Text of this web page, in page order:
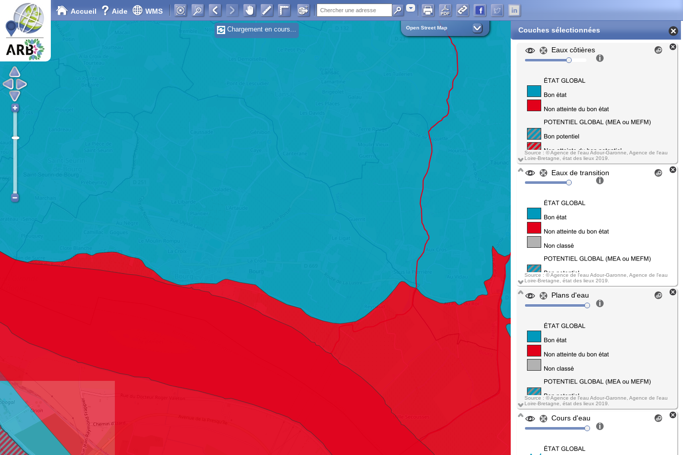
Accueil Aide WMS Adresse
Chargement en cours... Open Street Map Couches sélectionnées
Eaux côtières
Source : © Agence de l'eau Adour-Garonne, Agence de l'eau
Loire-Bretagne, état des lieux 2019.
Eaux de transition
Source : © Agence de l'eau Adour-Garonne, Agence de l'eau
Loire-Bretagne, état des lieux 2019.
Plans d'eau
Source : © Agence de l'eau Adour-Garonne, Agence de l'eau
Loire-Bretagne, état des lieux 2019.
Cours d'eau